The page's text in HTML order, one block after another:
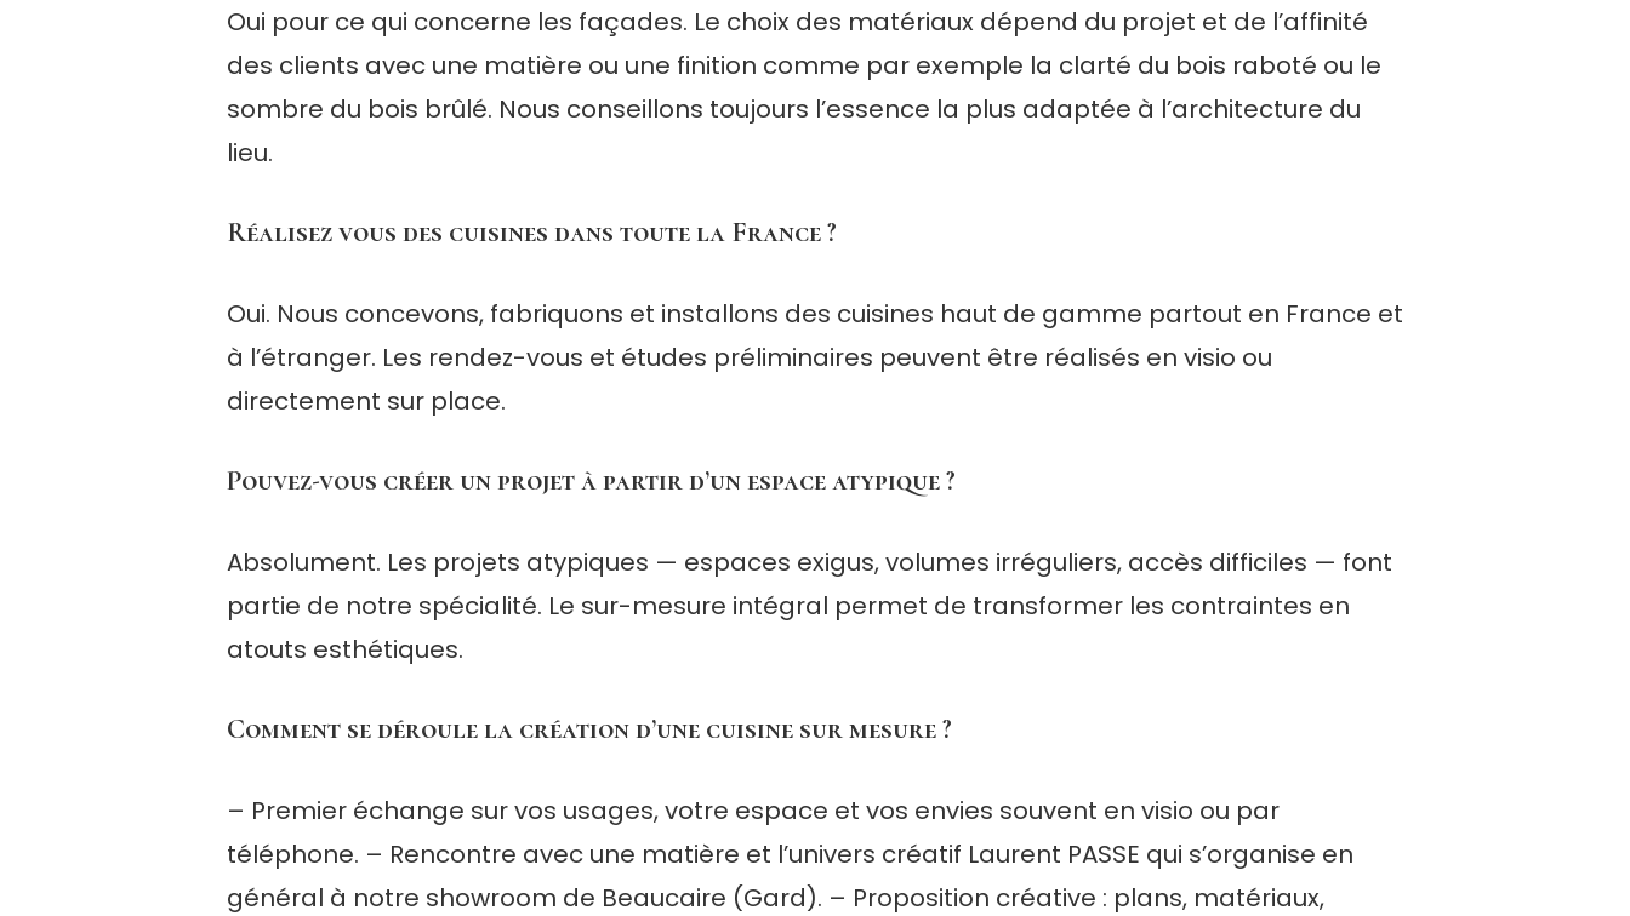
Oui pour ce qui concerne les façades. Le choix des matériaux dépend du projet et de l’affinité
des clients avec une matière ou une finition comme par exemple la clarté du bois raboté ou le
sombre du bois brûlé. Nous conseillons toujours l’essence la plus adaptée à l’architecture du
lieu.
Réalisez vous des cuisines dans toute la France ?
Oui. Nous concevons, fabriquons et installons des cuisines haut de gamme partout en France et
à l’étranger. Les rendez-vous et études préliminaires peuvent être réalisés en visio ou
directement sur place.
Pouvez-vous créer un projet à partir d’un espace atypique ?
Absolument. Les projets atypiques — espaces exigus, volumes irréguliers, accès difficiles — font
partie de notre spécialité. Le sur-mesure intégral permet de transformer les contraintes en
atouts esthétiques.
Comment se déroule la création d’une cuisine sur mesure ?
– Premier échange sur vos usages, votre espace et vos envies souvent en visio ou par
téléphone. – Rencontre avec une matière et l’univers créatif Laurent PASSE qui s’organise en
général à notre showroom de Beaucaire (Gard). – Proposition créative : plans, matériaux,